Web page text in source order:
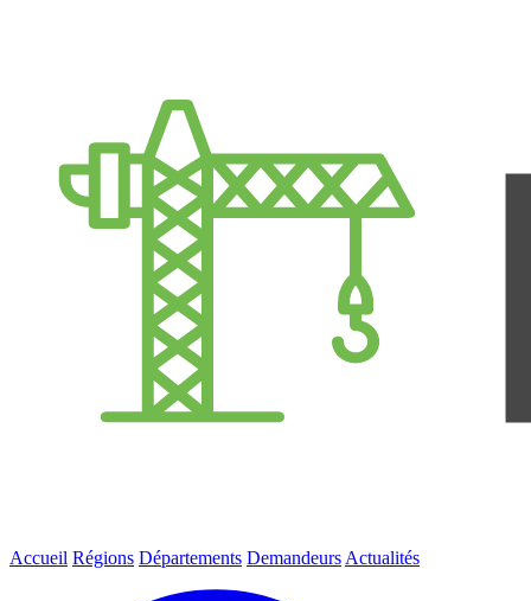
Accueil Régions Départements Demandeurs Actualités